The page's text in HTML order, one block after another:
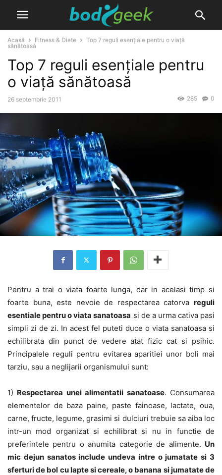
Acasă Fitness & Diete
Top 7 reguli esențiale pentru o viață
sănătoasă
Top 7 reguli esențiale pentru
o viață sănătoasă
26 septembrie 2011 0
285
Pentru a trai o viata foarte lunga, dar in acelasi timp si
foarte buna, este nevoie de respectarea catorva reguli
esentiale pentru o viata sanatoasa si de a urma cativa pasi
simpli zi de zi. In acest fel puteti duce o viata sanatoasa si
echilibrata din punct de vedere atat fizic cat si psihic.
Principalele reguli pentru evitarea aparitiei unor boli mai
tarziu, sau a neglijarii organismului sunt:
1) Respectarea unei alimentatii sanatoase. Consumarea
elementelor de baza paine, paste fainoase, lactate, oua,
carne, fructe, legume, grasimi si dulciuri trebuie sa aiba loc
intr-un mod organizat si echilibrat si nu in functie de
preferintele pentru o anumita categorie de alimente. Un
mic dejun sanatos include undeva intre o jumatate si 3
sferturi de bol cu lapte si cereale, o banana si jumatate de